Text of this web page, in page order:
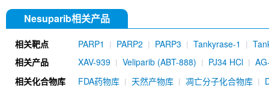
Nesuparib相关产品
相关靶点 PARP1 PARP2 PARP3 Tankyrase-1
相关产品
XAV-939 Veliparib (ABT-888) PJ34 HCl
[M18N4]
NVP-TNKS656 BGP-15 2HCl
相关化合物库 FDA药物库 天然产物库 凋亡分子化合物库